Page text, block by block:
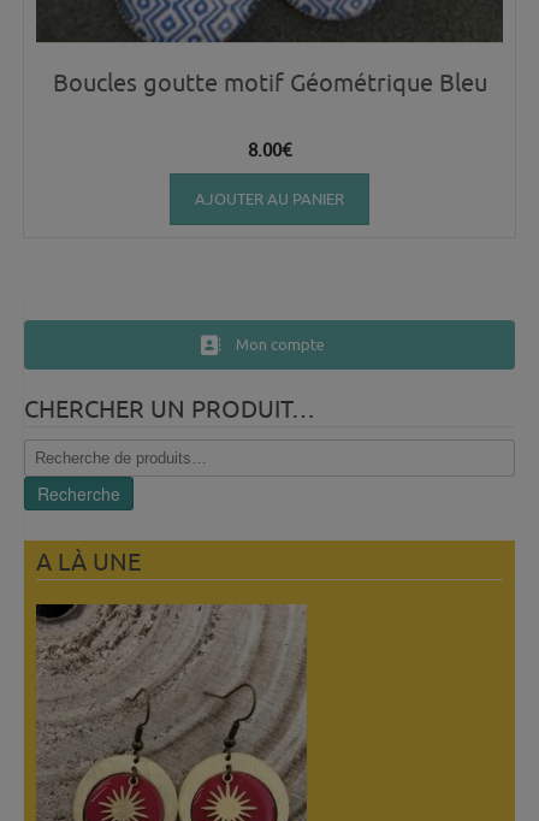
Boucles goutte motif Géométrique Bleu
8.00€
AJOUTER AU PANIER
Mon compte
CHERCHER UN PRODUIT…
Recherche
pour :
Recherche
A LÀ UNE